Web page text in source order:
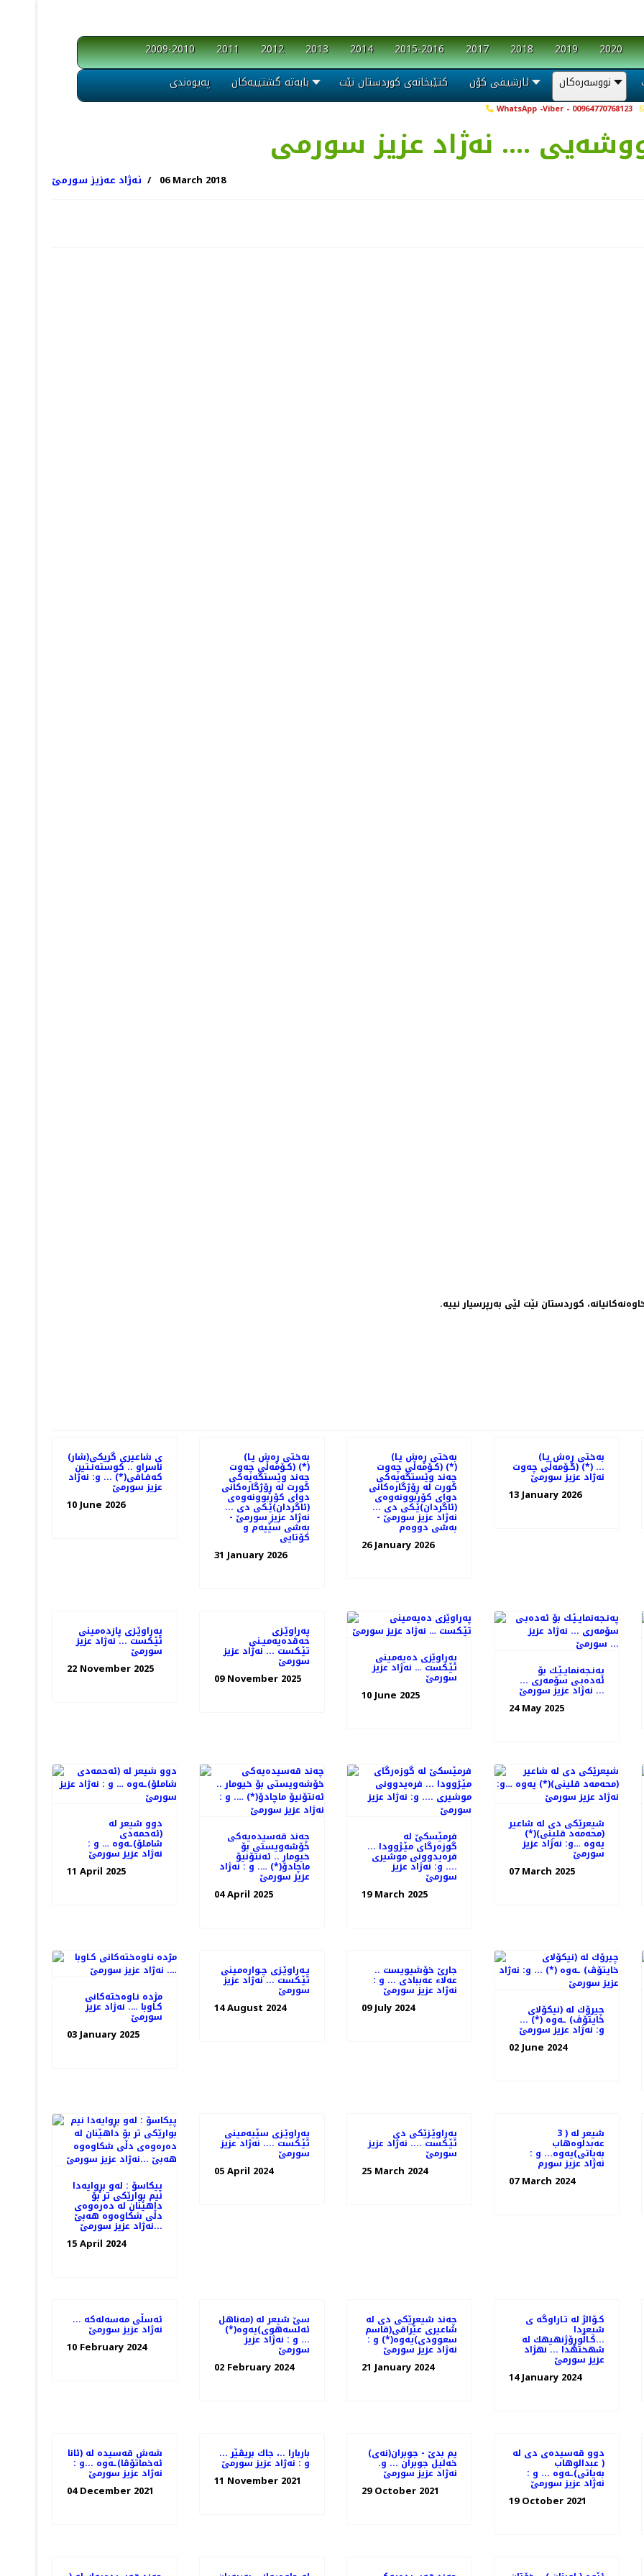
2009-2010 2011 2012 2013 2014 2015-2016 2017 2018 2019 2020
پەیوەندی
بابەتە گشتییەکان کتێبخانەی کوردستان نێت ئارشیفی کۆن نووسەرەکان
WhatsApp -Viber - 00964770768123
.... نه‌ژاد عزیز سورمی
نەژاد عەزیز سورمێ 06 March 2018
کوردستان نێت لێی به‌رپرسیار نییه‌.
(شار)ی شاعیری گریكی
ناسراو .. كوسته‌نـتین
كه‌فـافی(*) ... و: نه‌ژاد
عزیز سورمێ
10 June 2026
(به‌ختی ڕه‌ش یـا
كـۆمه‌ڵی چه‌وت) (*)
چه‌ند وێستگه‌یه‌كی
كورت له‌ ڕۆژگاره‌كانی
دوای كۆربوونه‌وه‌ی
(ئاگردان)ێـكی دی ...
نه‌ژاد عزیز سورمێ -
به‌شی سێیه‌م و
كۆتایی
31 January 2026
(به‌ختی ڕه‌ش یـا
كـۆمه‌ڵی چه‌وت) (*)
چه‌ند وێستگه‌یه‌كی
كورت له‌ ڕۆژگاره‌كانی
دوای كۆربوونه‌وه‌ی
(ئاگردان)ێـكی دی ...
نه‌ژاد عزیز سورمێ -
به‌شی دووه‌م
26 January 2026
(به‌ختی ڕه‌ش یـا
كـۆمه‌ڵی چه‌وت) (*) ...
نه‌ژاد عزیز سورمێ
13 January 2026
په‌راوێـزی پازده‌مینی
تێـكست ... نه‌ژاد عزیز
سورمێ
22 November 2025
په‌راوێـزی
حه‌ڤده‌یه‌میـنی
تێـكست ... نه‌ژاد عزیز
سورمێ
09 November 2025
په‌راوێزی ده‌یه‌مینی
تێـكست‌ … نه‌ژاد عزیز
سورمێ
10 June 2025
په‌نـجه‌نمایـێـك بۆ
ئه‌ده‌بـی سۆمه‌ری ...
نه‌ژاد عزیز سورمێ ...
24 May 2025
دوو شیعر له‌
(ئه‌حمه‌دی
شاملۆ)ـه‌وه‌ … و :
نه‌ژاد عزیز سورمێ
11 April 2025
چه‌ند قه‌سیده‌یه‌كی
خۆشه‌ویستی بۆ
خیومار .. ئه‌نتۆنیۆ
ماچادۆ(*) …. و : نه‌ژاد
عزیز سورمێ
04 April 2025
فرمێسكێ له‌
گوزه‌رگای مێـژوودا ...
فره‌یدوونی موشیری
.... و: نه‌ژاد عزیز
سورمێ
19 March 2025
شیعرێكی دی له ‌شاعیر
(محه‌مه‌د قلینی)(*)
یه‌وه‌ …و: نه‌ژاد عزیز
سورمێ
07 March 2025
مژده‌ نـاوه‌خته‌كانی
كـاوبا …. نه‌ژاد عزیز
سورمێ
03 January 2025
پـه‌راوێـزی چـواره‌مینی
تێـكست ... نه‌ژاد عزیز
سورمێ
14 August 2024
جارێ خۆشیویست ..
عەلا‌ء عەببادی ... و :
نه‌ژاد عزیز سورمێ
09 July 2024 چیرۆك له‌ (نیكۆلای
خایتۆڤ) ـه‌وه‌ (*) ...
و: نه‌ژاد عزیز سورمێ
02 June 2024
پیكاسۆ : له‌و بڕوایه‌دا
نیم بوارێكی تر بۆ
داهێنان له‌ ده‌ره‌وه‌ی
دڵی شكاوه‌وه‌ هه‌بێ
...نه‌ژاد عزیز سورمێ
15 April 2024
په‌راوێـزی سێیه‌مینی
تێـكست .... نه‌ژاد عزیز
سورمێ
05 April 2024
په‌راوێـزێكی دی
تێـكست .... نه‌ژاد عزیز
سورمێ
25 March 2024
3 شیعر له‌ (
عه‌بدلوه‌هاب
به‌یاتی)یه‌وه‌... و :
نه‌ژاد عزیز سورم
07 March 2024
ئه‌سڵی مه‌سه‌له‌كه‌ ...
نه‌ژاد عزیز سورمێ
10 February 2024
سێ شیعر له‌ (مەناهل
ئەلسەهوی)یه‌وه‌(*)
... و : نه‌ژاد عزیز
سورمێ
02 February 2024
چه‌ند شیعرێكی دی له‌
شاعیری عێراقی(قاسم
سعوودی)یه‌وه‌(*) و :
نه‌ژاد عزیز سورمێ
21 January 2024
كـۆالژ له تـاراوگه ی
شیعردا
...كـاڵوڕۆژنهیهك له
شهختهدا ... نهژاد
عزیز سورمێ
14 January 2024
شه‌ش قه‌سیده‌ له‌ (ئانا
ئه‌خماتۆڤا)ـه‌وه‌ ...و :
نه‌ژاد عزیز سورمێ
04 December 2021
باربارا ..، جاك بریڤێر ...
و : نه‌ژاد عزیز سورمێ
11 November 2021
(نه‌ی)یم بدێ - جوبران
خه‌لیل جوبران ... و.
نه‌ژاد عزیز سورمێ
29 October 2021
دوو قه‌سیده‌ی دی له‌
( عبدالوهاب
به‌یاتی)ـه‌وه ... و :
نه‌ژاد عزیز سورمێ
19 October 2021